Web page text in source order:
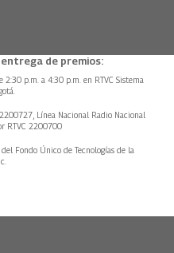
de premios:
2:30 p.m. a 4:30 p.m. en RTVC Sistema
Línea Nacional Radio Nacional
RTVC 2200700
Fondo Único de Tecnologías de la